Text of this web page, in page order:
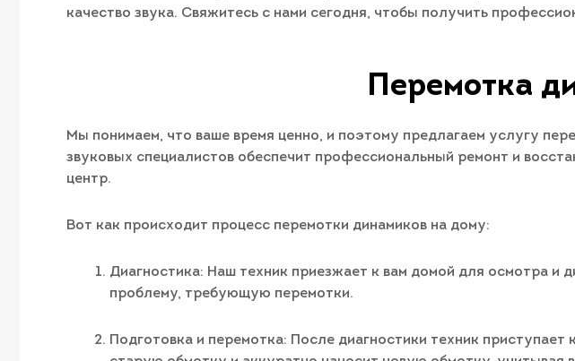
качество звука. Свяжитесь с нами сегодня, чтобы получить
Перемотка
Мы понимаем, что ваше время ценно, и поэтому предлагаем услугу
звуковых специалистов обеспечит профессиональный ремонт и
центр.
Вот как происходит процесс перемотки динамиков на дому:
Диагностика: Наш техник приезжает к вам домой для осмотра и
проблему, требующую перемотки.
Подготовка и перемотка: После диагностики техник